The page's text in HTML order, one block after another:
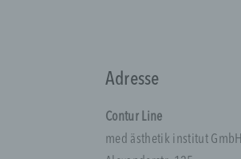
Adresse
Contur Line
med ästhetik institut GmbH